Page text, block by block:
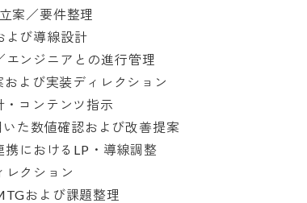
案／要件整理
よび導線設計
エンジニアとの進行管理
よび実装ディレクション
・コンテンツ指示
た数値確認および改善提案
携におけるLP・導線調整
レクション
および課題整理